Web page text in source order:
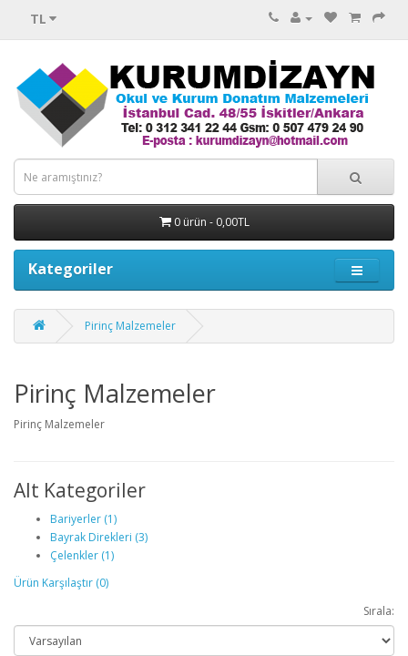
TL
0 ürün - 0,00TL
Kategoriler
Pirinç Malzemeler
Pirinç Malzemeler
Pirinç Malzemeler
Alt Kategoriler
Bariyerler (1)
Bayrak Direkleri (3)
Çelenkler (1)
Ürün Karşılaştır (0)
Sırala: